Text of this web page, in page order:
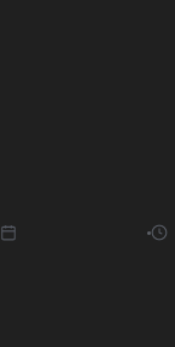
Studenti koji
šatorima, u
Oni su se
Studente u